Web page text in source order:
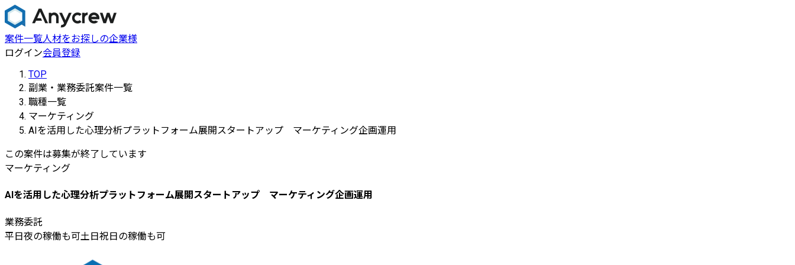
案件一覧人材をお探しの企業様
ログイン会員登録
TOP
副業・業務委託案件一覧
職種一覧
マーケティング
AIを活用した心理分析プラットフォーム展開スタートアップ マーケティング企画運用
この案件は募集が終了しています
マーケティング
AIを活用した心理分析プラットフォーム展開スタートアップ マーケティング企画運用
業務委託
平日夜の稼働も可土日祝日の稼働も可